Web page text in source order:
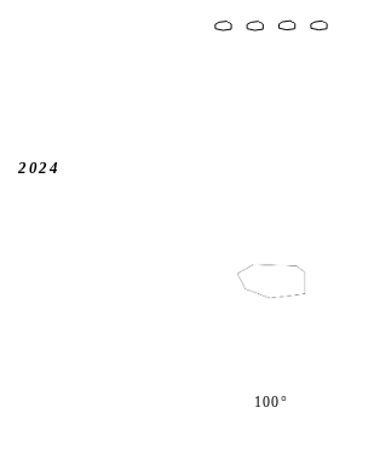
2024
100°